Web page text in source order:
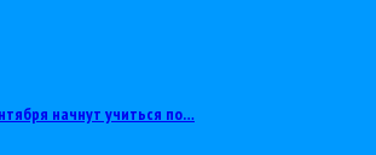
начнут учиться по…